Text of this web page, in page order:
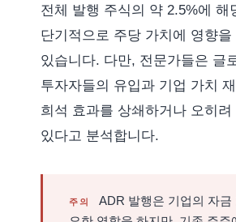
전체 발행 주식의 약 2.5%에 해
단기적으로 주당 가치에 영향을
있습니다. 다만, 전문가들은 글
투자자들의 유입과 기업 가치
희석 효과를 상쇄하거나 오히려
있다고 분석합니다.
ADR 발행은 기업의 자금